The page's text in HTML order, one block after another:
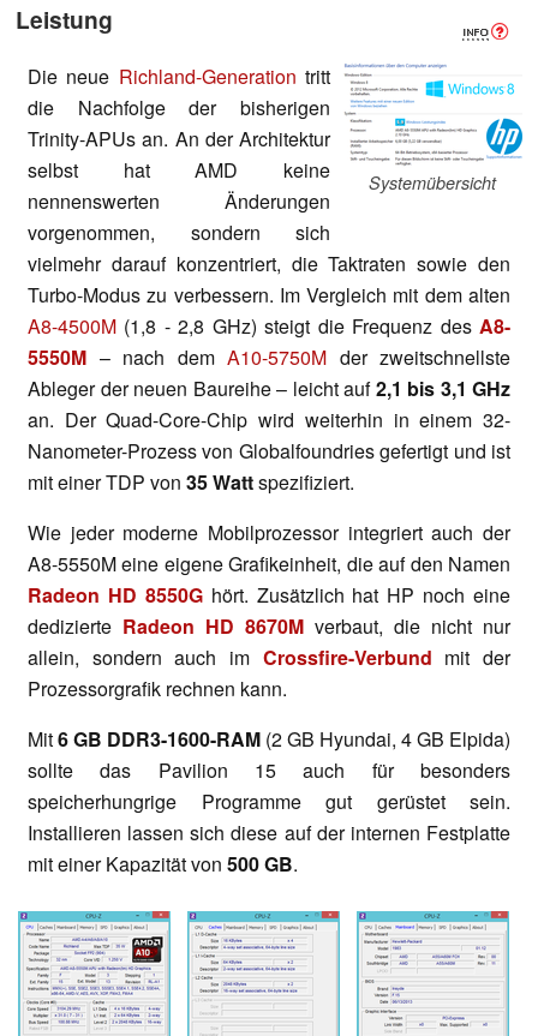
Leistung
Systemübersicht
Die neue Richland-Generation tritt
die Nachfolge der bisherigen
Trinity-APUs an. An der Architektur
selbst hat AMD keine
nennenswerten Änderungen
vorgenommen, sondern sich
vielmehr darauf konzentriert, die Taktraten sowie den
Turbo-Modus zu verbessern. Im Vergleich mit dem alten
A8-4500M (1,8 - 2,8 GHz) steigt die Frequenz des A8-
5550M – nach dem A10-5750M der zweitschnellste
Ableger der neuen Baureihe – leicht auf2,1 bis 3,1 GHz
an. Der Quad-Core-Chip wird weiterhin in einem 32-
Nanometer-Prozess von Globalfoundries gefertigt und ist
mit einer TDP von 35 Wattspezifiziert.
Wie jeder moderne Mobilprozessor integriert auch der
A8-5550M eine eigene Grafikeinheit, die auf den Namen
Radeon HD 8550Ghört. Zusätzlich hat HP noch eine
dedizierte Radeon HD 8670M verbaut, die nicht nur
allein, sondern auch im Crossfire-Verbund mit der
Prozessorgrafik rechnen kann.
Mit6 GB DDR3-1600-RAM (2 GB Hyundai, 4 GB Elpida)
sollte das Pavilion 15 auch für besonders
speicherhungrige Programme gut gerüstet sein.
Installieren lassen sich diese auf der internen Festplatte
mit einer Kapazität von 500 GB.